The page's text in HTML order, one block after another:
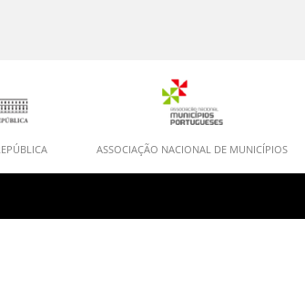
ASSOCIAÇÃO NACIONAL DE MUNICÍPIOS